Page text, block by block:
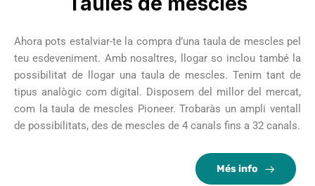
Ahora pots estalviar-te la compra d’una taula de mescles pel
teu esdeveniment. Amb nosaltres, llogar so inclou també la
possibilitat de llogar una taula de mescles. Tenim tant de
tipus analògic com digital. Disposem del millor del mercat,
com la taula de mescles Pioneer. Trobaràs un ampli ventall
de possibilitats, des de mescles de 4 canals fins a 32 canals.
Més info